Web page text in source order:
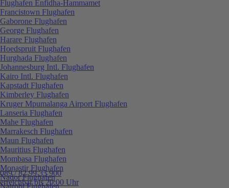
089 / 82 99 33 900
erreichbar bis 20:00 Uhr
Flughafen Enfidha-Hammamet
Francistown Flughafen
Gaborone Flughafen
George Flughafen
Harare Flughafen
Hoedspruit Flughafen
Hurghada Flughafen
Johannesburg Intl. Flughafen
Kairo Intl. Flughafen
Kapstadt Flughafen
Kimberley Flughafen
Kruger Mpumalanga Airport Flughafen
Lanseria Flughafen
Mahe Flughafen
Marrakesch Flughafen
Maun Flughafen
Mauritius Flughafen
Mombasa Flughafen
Monastir Flughafen
Nador Flughafen
Nairobi Flughafen